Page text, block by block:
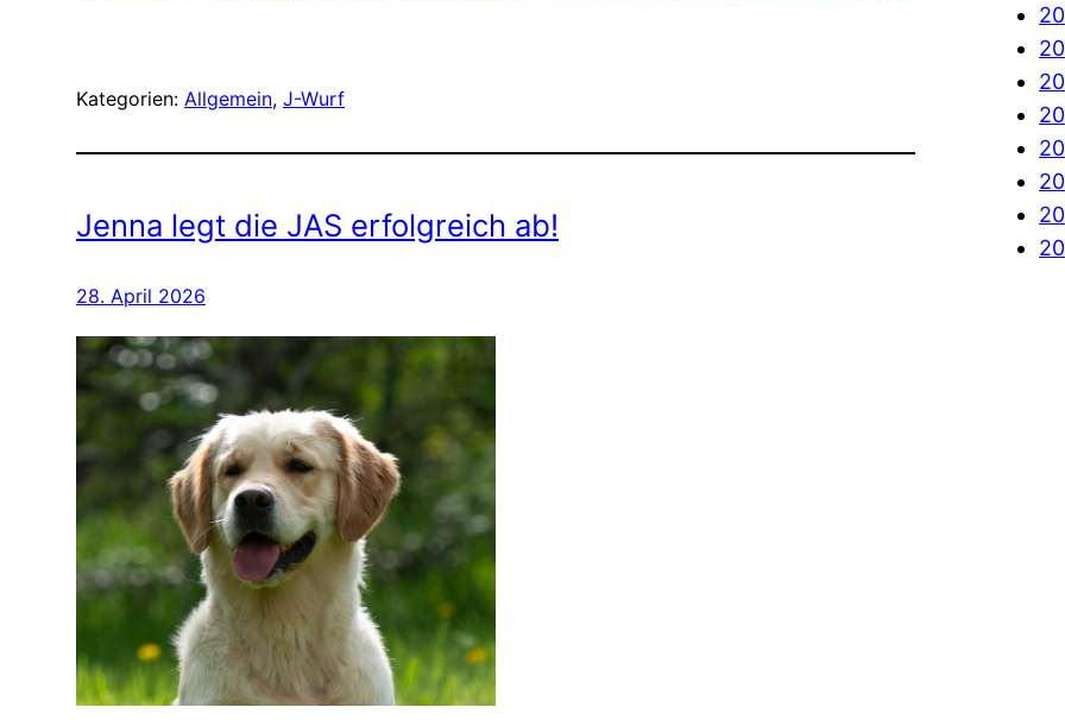
Kategorien: Allgemein, J-Wurf
Jenna legt die JAS erfolgreich ab!
28. April 2026